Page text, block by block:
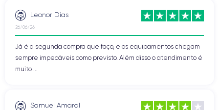
Leonor Dias
26/06/26
Já é a segunda compra que faço, e os equipamentos chegam
sempre impecáveis como previsto. Além disso o atendimento é
muito ...
Samuel Amaral